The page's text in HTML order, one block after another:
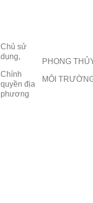
Chủ sử
dụng,
Chính
quyền địa
phương
PHONG
MÔI